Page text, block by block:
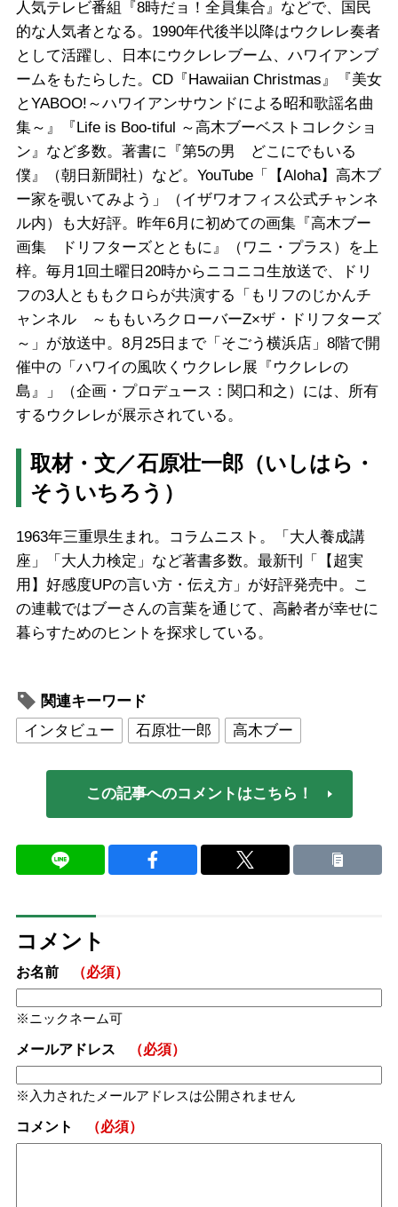
人気テレビ番組『8時だョ！全員集合』などで、国民
的な人気者となる。1990年代後半以降はウクレレ奏者
として活躍し、日本にウクレレブーム、ハワイアンブ
ームをもたらした。CD『Hawaiian Christmas』『美女
とYABOO!～ハワイアンサウンドによる昭和歌謡名曲
集～』『Life is Boo-tiful ～高木ブーベストコレクショ
ン』など多数。著書に『第5の男 どこにでもいる
僕』（朝日新聞社）など。YouTube「【Aloha】高木ブ
ー家を覗いてみよう」（イザワオフィス公式チャンネ
ル内）も大好評。昨年6月に初めての画集『高木ブー
画集 ドリフターズとともに』（ワニ・プラス）を上
梓。毎月1回土曜日20時からニコニコ生放送で、ドリ
フの3人とももクロらが共演する「もリフのじかんチ
ャンネル ～ももいろクローバーZ×ザ・ドリフターズ
～」が放送中。8月25日まで「そごう横浜店」8階で開
催中の「ハワイの風吹くウクレレ展『ウクレレの
島』」（企画・プロデュース：関口和之）には、所有
するウクレレが展示されている。
取材・文／石原壮一郎（いしはら・
そういちろう）
1963年三重県生まれ。コラムニスト。「大人養成講
座」「大人力検定」など著書多数。最新刊「【超実
用】好感度UPの言い方・伝え方」が好評発売中。こ
の連載ではブーさんの言葉を通じて、高齢者が幸せに
暮らすためのヒントを探求している。
関連キーワード
インタビュー
石原壮一郎 高木ブー
この記事へのコメントはこちら！
コメント
お名前 （必須）
ニックネーム可
メールアドレス （必須）
入力されたメールアドレスは公開されません
コメント （必須）